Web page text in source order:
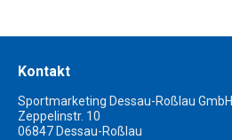
Kontakt
Sportmarketing Dessau-Roßlau GmbH
Zeppelinstr. 10
06847 Dessau-Roßlau